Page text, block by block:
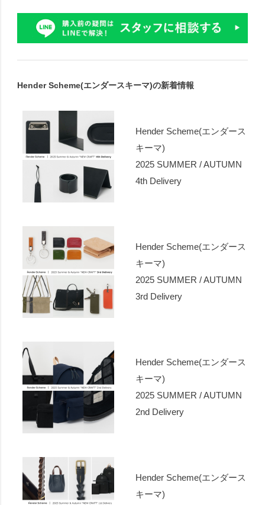
Hender Scheme(エンダースキーマ)の新着情報
Hender Scheme(エンダース
キーマ)
2025 SUMMER / AUTUMN
4th Delivery
Hender Scheme(エンダース
キーマ)
2025 SUMMER / AUTUMN
3rd Delivery
Hender Scheme(エンダース
キーマ)
2025 SUMMER / AUTUMN
2nd Delivery
Hender Scheme(エンダース
キーマ)